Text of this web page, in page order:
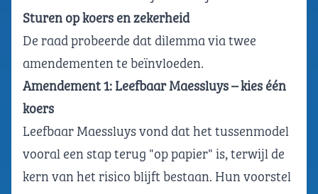
Sturen op koers en zekerheid
De raad probeerde dat dilemma via twee
amendementen te beïnvloeden.
Amendement 1: Leefbaar Maessluys – kies één
koers
Leefbaar Maessluys vond dat het tussenmodel
vooral een stap terug "op papier" is, terwijl de
kern van het risico blijft bestaan. Hun voorstel